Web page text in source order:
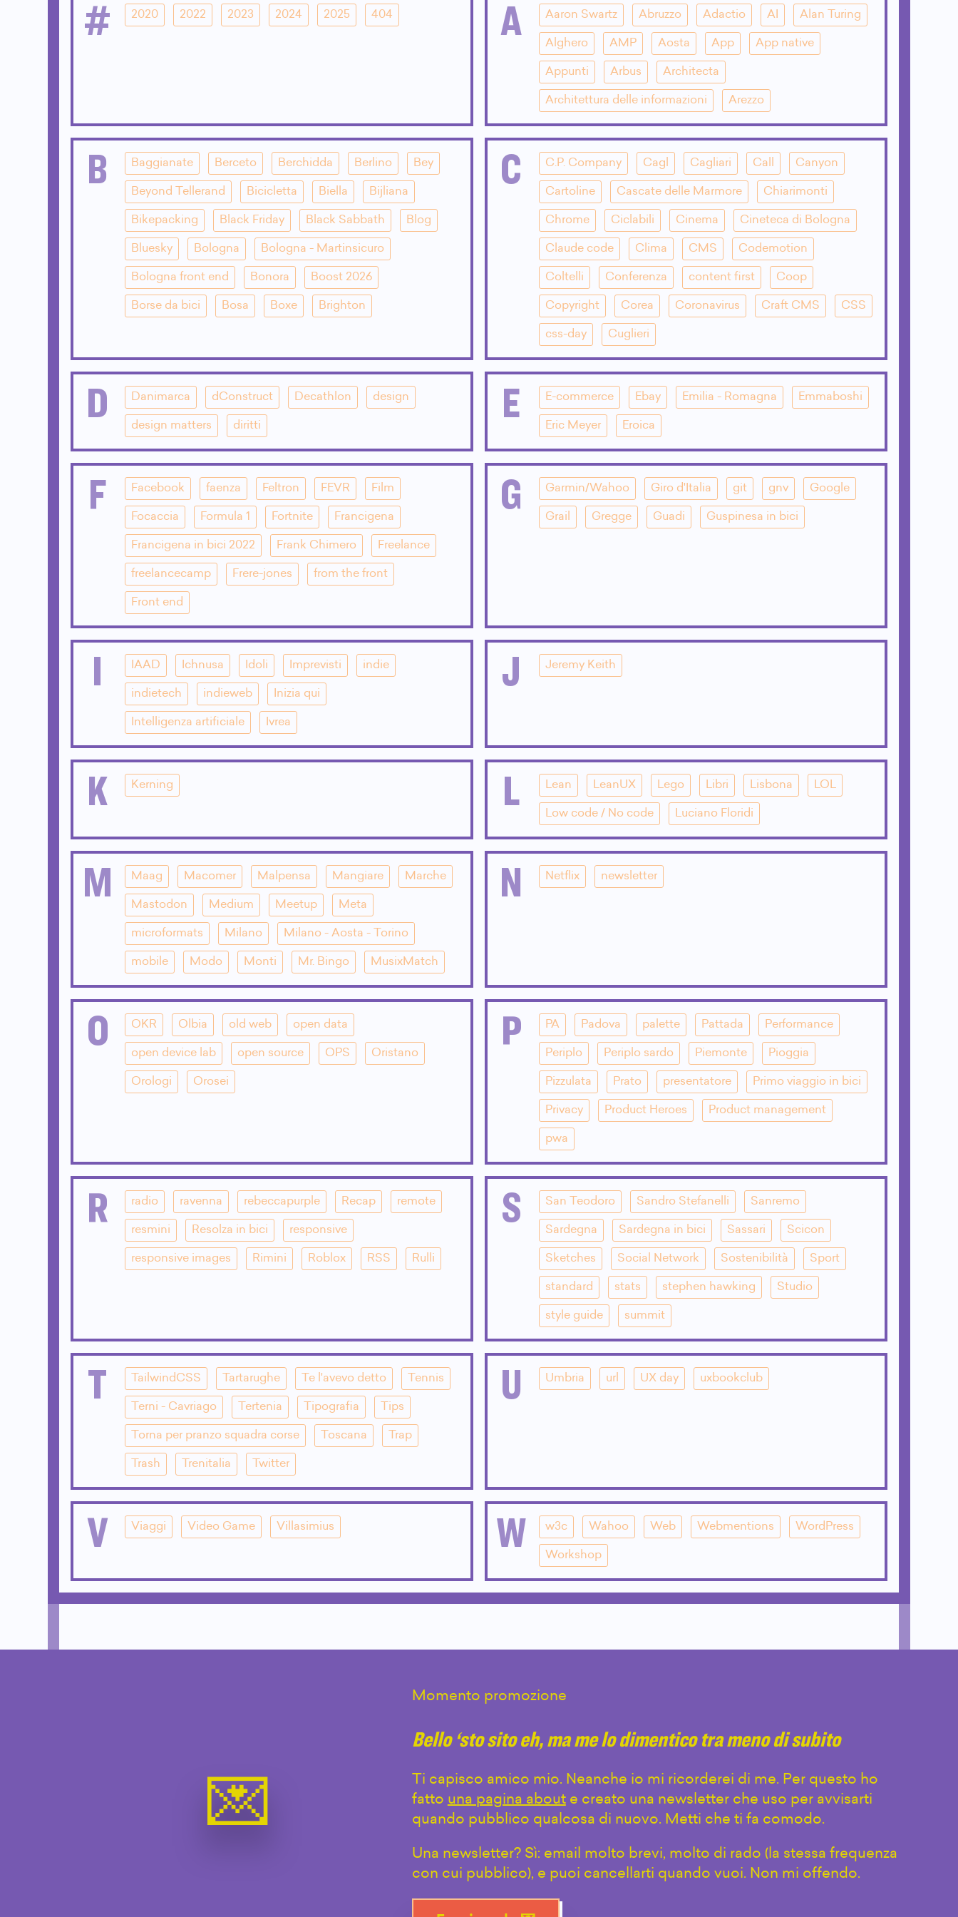
# 2020 2022 2023 2024 2025 404 A Aaron Swartz Abruzzo Adactio AI Alan Turing
Alghero AMP Aosta App App native
Appunti Arbus Architecta
Architettura delle informazioni Arezzo
B Baggianate Berceto Berchidda Berlino Bey
Beyond Tellerand Bicicletta Biella Bijliana
Bikepacking Black Friday Black Sabbath Blog
Bluesky Bologna Bologna - Martinsicuro
Bologna front end Bonora Boost 2026
Borse da bici Bosa Boxe Brighton
C C.P. Company Cagl Cagliari Call Canyon
Cartoline Cascate delle Marmore Chiarimonti
Chrome Ciclabili Cinema Cineteca di Bologna
Claude code Clima CMS Codemotion
Coltelli Conferenza content first Coop
Copyright Corea Coronavirus Craft CMS CSS
css-day Cuglieri
D Danimarca dConstruct Decathlon design
design matters diritti E E-commerce Ebay Emilia - Romagna Emmaboshi
Eric Meyer Eroica
F Facebook faenza Feltron FEVR Film
Focaccia Formula 1 Fortnite Francigena
Francigena in bici 2022 Frank Chimero Freelance
freelancecamp Frere-jones from the front
Front end
G Garmin/Wahoo Giro d'Italia git gnv Google
Grail Gregge Guadi Guspinesa in bici
I IAAD Ichnusa Idoli Imprevisti indie
indietech indieweb Inizia qui
Intelligenza artificiale Ivrea
J Jeremy Keith
K Kerning L Lean LeanUX Lego Libri Lisbona LOL
Low code / No code Luciano Floridi
M Maag Macomer Malpensa Mangiare Marche
Mastodon Medium Meetup Meta
microformats Milano Milano - Aosta - Torino
mobile Modo Monti Mr. Bingo MusixMatch
N Netflix newsletter
O OKR Olbia old web open data
open device lab open source OPS Oristano
Orologi Orosei
P PA Padova palette Pattada Performance
Periplo Periplo sardo Piemonte Pioggia
Pizzulata Prato presentatore Primo viaggio in bici
Privacy Product Heroes Product management
pwa
R radio ravenna rebeccapurple Recap remote
resmini Resolza in bici responsive
responsive images Rimini Roblox RSS Rulli
S San Teodoro Sandro Stefanelli Sanremo
Sardegna Sardegna in bici Sassari Scicon
Sketches Social Network Sostenibilità Sport
standard stats stephen hawking Studio
style guide summit
T TailwindCSS Tartarughe Te l'avevo detto Tennis
Terni - Cavriago Tertenia Tipografia Tips
Torna per pranzo squadra corse Toscana Trap
Trash Trenitalia Twitter
U Umbria url UX day uxbookclub
V Viaggi Video Game Villasimius W w3c Wahoo Web Webmentions WordPress
Workshop
Momento promozione
Bello ‘sto sito eh, ma me lo dimentico tra meno di subito
Ti capisco amico mio. Neanche io mi ricorderei di me. Per questo ho
fatto una pagina aboute creato una newsletter che uso per avvisarti
quando pubblico qualcosa di nuovo. Metti che ti fa comodo.
Una newsletter? Sì: email molto brevi, molto di rado (la stessa frequenza
con cui pubblico), e puoi cancellarti quando vuoi. Non mi offendo.